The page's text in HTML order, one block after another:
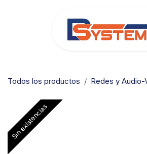
Todos los productos Redes y Audio-
Sin existencias